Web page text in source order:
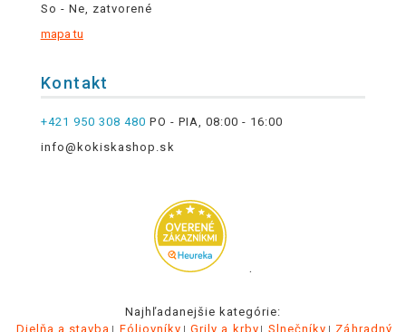
So - Ne, zatvorené
mapa tu
Kontakt
+421 950 308 480 PO - PIA, 08:00 - 16:00
info@kokiskashop.sk
.
Najhľadanejšie kategórie:
Dielňa a stavba
Fóliovníky Grily a krby Slnečníky Záhradný